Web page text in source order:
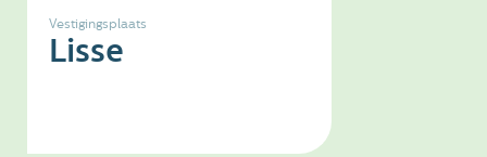
Vestigingsplaats
Lisse